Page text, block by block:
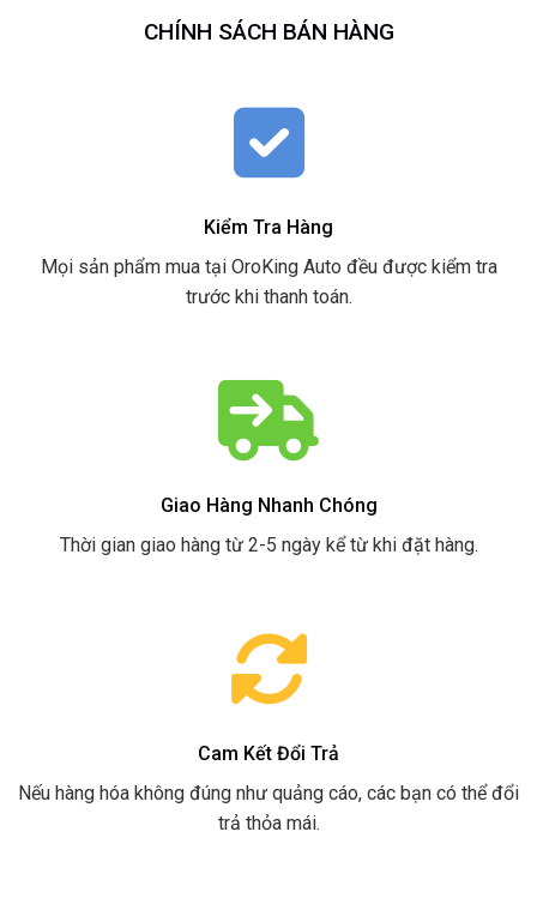
CHÍNH SÁCH BÁN HÀNG
Kiểm Tra Hàng
Mọi sản phẩm mua tại OroKing Auto đều được kiểm tra
trước khi thanh toán.
Giao Hàng Nhanh Chóng
Thời gian giao hàng từ 2-5 ngày kể từ khi đặt hàng.
Cam Kết Đổi Trả
Nếu hàng hóa không đúng như quảng cáo, các bạn có thể đổi
trả thỏa mái.